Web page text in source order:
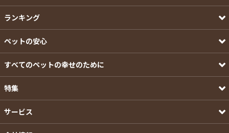
ランキング
ペットの安心
すべてのペットの幸せのために
特集
サービス